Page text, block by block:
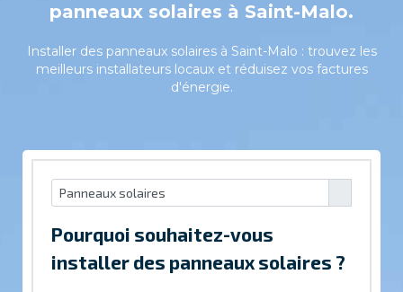
panneaux solaires à Saint-Malo.
Installer des panneaux solaires à Saint-Malo : trouvez les
meilleurs installateurs locaux et réduisez vos factures
d'énergie.